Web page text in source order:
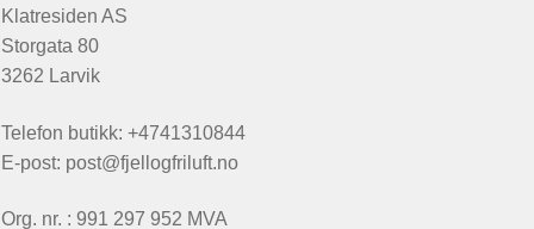
Klatresiden AS
Storgata 80
3262 Larvik
Telefon butikk: +4741310844
E-post: post@fjellogfriluft.no
Org. nr. : 991 297 952 MVA